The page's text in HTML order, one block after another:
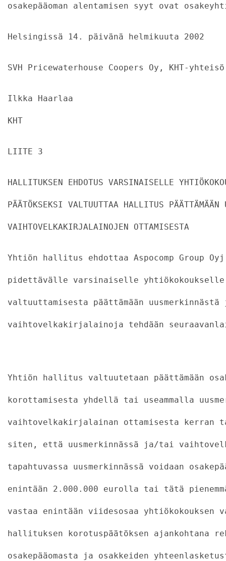
osakepääoman alentamisen syyt ovat
Helsingissä 14. päivänä helmikuuta 2002
SVH Pricewaterhouse Coopers Oy, KHT-yhteisö
Ilkka Haarlaa
KHT
LIITE 3
HALLITUKSEN EHDOTUS VARSINAISELLE
PÄÄTÖKSEKSI VALTUUTTAA HALLITUS
VAIHTOVELKAKIRJALAINOJEN OTTAMISESTA
Yhtiön hallitus ehdottaa Aspocomp Group
pidettävälle varsinaiselle
valtuuttamisesta päättämään
vaihtovelkakirjalainoja tehdään
Yhtiön hallitus valtuutetaan päättämään
korottamisesta yhdellä tai useammalla
vaihtovelkakirjalainan ottamisesta kerran
siten, että uusmerkinnässä ja/tai
tapahtuvassa uusmerkinnässä voidaan
enintään 2.000.000 eurolla tai tätä
vastaa enintään viidesosaa yhtiökokouksen
hallituksen korotuspäätöksen ajankohtana
osakepääomasta ja osakkeiden